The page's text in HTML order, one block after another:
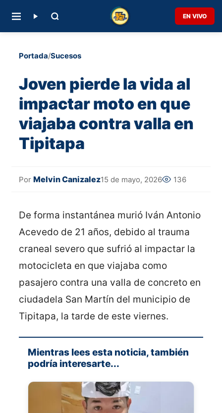
EN VIVO
Portada/Sucesos
Joven pierde la vida al
impactar moto en que
viajaba contra valla en
Tipitapa
Por Melvin Canizalez15 de mayo, 2026 136
De forma instantánea murió Iván Antonio
Acevedo de 21 años, debido al trauma
craneal severo que sufrió al impactar la
motocicleta en que viajaba como
pasajero contra una valla de concreto en
ciudadela San Martín del municipio de
Tipitapa, la tarde de este viernes.
Mientras lees esta noticia, también
podría interesarte...